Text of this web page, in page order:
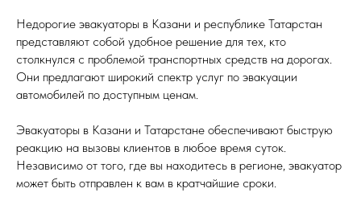
Недорогие эвакуаторы в Казани и республике Татарстан
представляют собой удобное решение для тех, кто
столкнулся с проблемой транспортных средств на дорогах.
Они предлагают широкий спектр услуг по эвакуации
автомобилей по доступным ценам.
Эвакуаторы в Казани и Татарстане обеспечивают быструю
реакцию на вызовы клиентов в любое время суток.
Независимо от того, где вы находитесь в регионе, эвакуатор
может быть отправлен к вам в кратчайшие сроки.